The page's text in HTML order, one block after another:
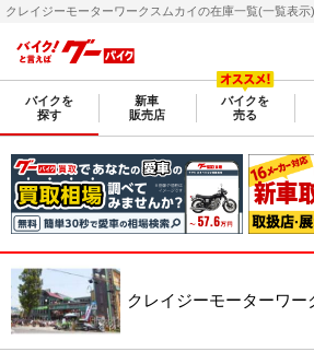
バイクを
探す
新車
販売店
バイクを
売る
クレイジーモーターワー